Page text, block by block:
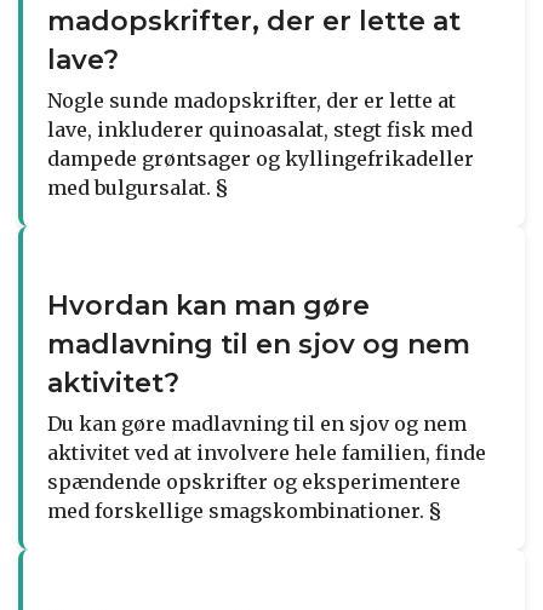
madopskrifter, der er lette at
lave?
Nogle sunde madopskrifter, der er lette at
lave, inkluderer quinoasalat, stegt fisk med
dampede grøntsager og kyllingefrikadeller
med bulgursalat. §
Hvordan kan man gøre
madlavning til en sjov og nem
aktivitet?
Du kan gøre madlavning til en sjov og nem
aktivitet ved at involvere hele familien, finde
spændende opskrifter og eksperimentere
med forskellige smagskombinationer. §